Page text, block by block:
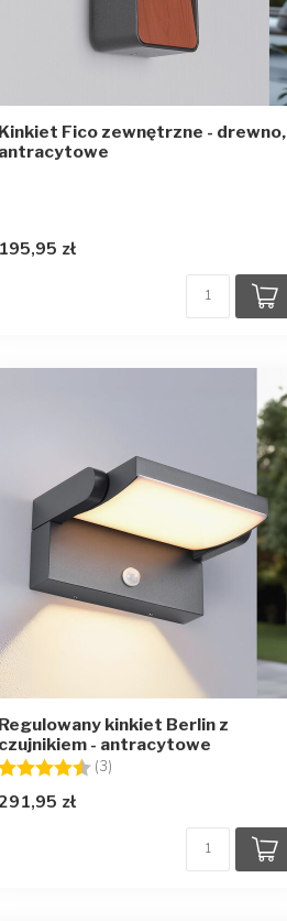
Kinkiet Fico zewnętrzne - drewno,
antracytowe
195,95 zł
Regulowany kinkiet Berlin z
czujnikiem - antracytowe
(3)
zł